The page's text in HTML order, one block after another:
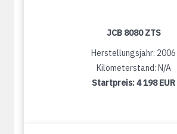
JCB 8080 ZTS
Herstellungsjahr: 2006
Kilometerstand: N/A
Startpreis:4 198 EUR